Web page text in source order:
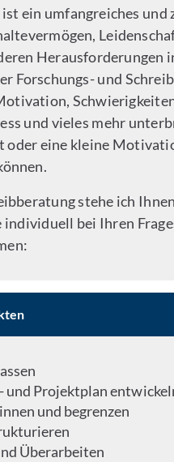
ein umfangreiches und
Herausforderungen
Forschungs- und
und vieles mehr
oder eine kleine
stehe ich
bei Ihren
und Projektplan
und begrenzen
Überarbeiten